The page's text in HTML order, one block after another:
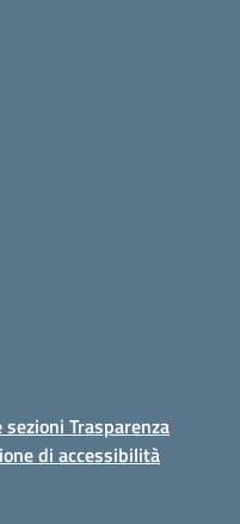
Trasparenza
di accessibilità